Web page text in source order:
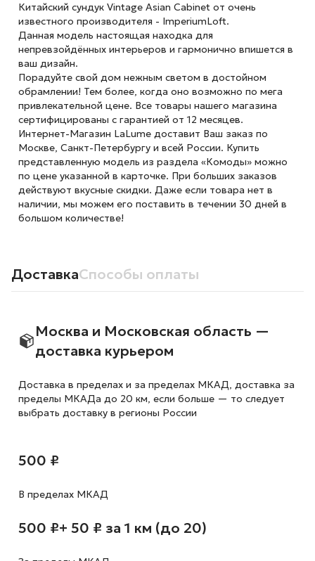
Китайский сундук Vintage Asian Cabinet от очень
известного производителя - ImperiumLoft.
Данная модель настоящая находка для
непревзойдённых интерьеров и гармонично впишется в
ваш дизайн.
Порадуйте свой дом нежным светом в достойном
обрамлении! Тем более, когда оно возможно по мега
привлекательной цене. Все товары нашего магазина
сертифицированы с гарантией от 12 месяцев.
Интернет-Магазин LaLume доставит Ваш заказ по
Москве, Санкт-Петербургу и всей России. Купить
представленную модель из раздела «Комоды» можно
по цене указанной в карточке. При больших заказов
действуют вкусные скидки. Даже если товара нет в
наличии, мы можем его поставить в течении 30 дней в
большом количестве!
ДоставкаСпособы оплаты
Москва и Московская область —
доставка курьером
Доставка в пределах и за пределах МКАД, доставка за
пределы МКАДа до 20 км, если больше — то следует
выбрать доставку в регионы России
500 ₽
В пределах МКАД
500 ₽+ 50 ₽ за 1 км (до 20)